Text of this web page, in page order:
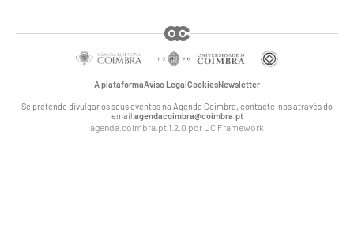
A plataformaAviso LegalCookiesNewsletter
Se pretende divulgar os seus eventos na Agenda Coimbra, contacte-nos através do
email agendacoimbra@coimbra.pt
agenda.coimbra.pt 1.2.0 por UC Framework